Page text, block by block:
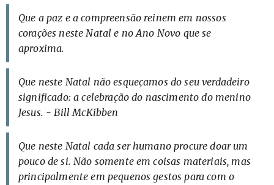
Que a paz e a compreensão reinem em nossos
corações neste Natal e no Ano Novo que se
aproxima.
Que neste Natal não esqueçamos do seu verdadeiro
significado: a celebração do nascimento do menino
Jesus. - Bill McKibben
Que neste Natal cada ser humano procure doar um
pouco de si. Não somente em coisas materiais, mas
principalmente em pequenos gestos para com o